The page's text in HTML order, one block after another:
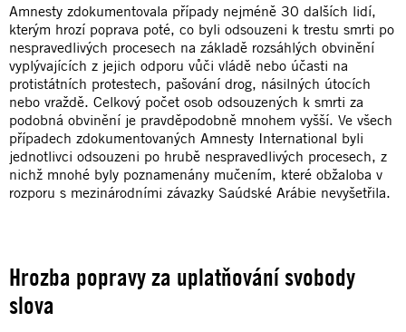
Amnesty zdokumentovala případy nejméně 30 dalších lidí,
kterým hrozí poprava poté, co byli odsouzeni k trestu smrti po
nespravedlivých procesech na základě rozsáhlých obvinění
vyplývajících z jejich odporu vůči vládě nebo účasti na
protistátních protestech, pašování drog, násilných útocích
nebo vraždě. Celkový počet osob odsouzených k smrti za
podobná obvinění je pravděpodobně mnohem vyšší. Ve všech
případech zdokumentovaných Amnesty International byli
jednotlivci odsouzeni po hrubě nespravedlivých procesech, z
nichž mnohé byly poznamenány mučením, které obžaloba v
rozporu s mezinárodními závazky Saúdské Arábie nevyšetřila.
Hrozba popravy za uplatňování svobody
slova